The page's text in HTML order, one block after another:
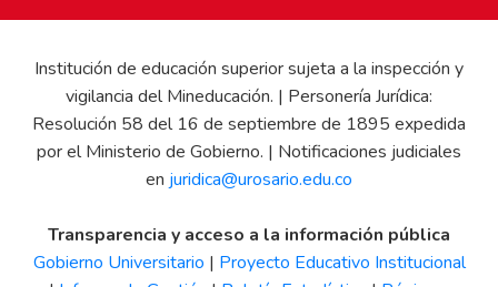
Institución de educación superior sujeta a la inspección y
vigilancia del Mineducación. | Personería Jurídica:
Resolución 58 del 16 de septiembre de 1895 expedida
por el Ministerio de Gobierno. | Notificaciones judiciales
en juridica@urosario.edu.co
Transparencia y acceso a la información pública
Gobierno Universitario | Proyecto Educativo Institucional